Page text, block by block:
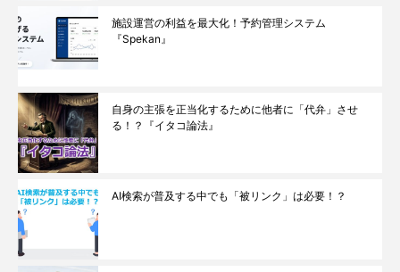
施設運営の利益を最大化！予約管理システム
『Spekan』
自身の主張を正当化するために他者に「代弁」させ
る！？『イタコ論法』
AI検索が普及する中でも「被リンク」は必要！？